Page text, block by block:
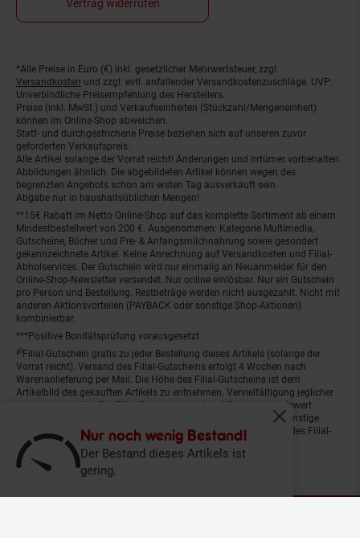
Nur noch wenig Bestand!
Der Bestand dieses Artikels ist
gering.
Fenster
Vertrag widerrufen
Fußnoten
*Alle Preise in Euro (€) inkl. gesetzlicher Mehrwertsteuer, zzgl.
Versandkosten und zzgl. evtl. anfallender Versandkostenzuschläge. UVP:
Unverbindliche Preisempfehlung des Herstellers.
Preise (inkl. MwSt.) und Verkaufseinheiten (Stückzahl/Mengeneinheit)
können im Online-Shop abweichen.
Statt- und durchgestrichene Preise beziehen sich auf unseren zuvor
geforderten Verkaufspreis.
Alle Artikel solange der Vorrat reicht! Änderungen und Irrtümer vorbehalten.
Abbildungen ähnlich. Die abgebildeten Artikel können wegen des
begrenzten Angebots schon am ersten Tag ausverkauft sein.
Abgabe nur in haushaltsüblichen Mengen!
**15€ Rabatt im Netto Online-Shop auf das komplette Sortiment ab einem
Mindestbestellwert von 200 €. Ausgenommen: Kategorie Multimedia,
Gutscheine, Bücher und Pre- & Anfangsmilchnahrung sowie gesondert
gekennzeichnete Artikel. Keine Anrechnung auf Versandkosten und Filial-
Abholservices. Der Gutschein wird nur einmalig an Neuanmelder für den
Online-Shop-Newsletter versendet. Nur online einlösbar. Nur ein Gutschein
pro Person und Bestellung. Restbeträge werden nicht ausgezahlt. Nicht mit
anderen Aktionsvorteilen (PAYBACK oder sonstige Shop-Aktionen)
kombinierbar.
***Positive Bonitätsprüfung vorausgesetzt
²⁰Filial-Gutschein gratis zu jeder Bestellung dieses Artikels (solange der
Vorrat reicht). Versand des Filial-Gutscheins erfolgt 4 Wochen nach
Warenanlieferung per Mail. Die Höhe des Filial-Gutscheins ist dem
Artikelbild des gekauften Artikels zu entnehmen. Vervielfältigung jeglicher
Art nicht gestattet. Der Filial-Gutschein ist ohne Mindesteinkaufswert
einlösbar. Nicht mit anderen Aktionsvorteilen (PAYBACK oder sonstige
Shop-Aktionen) kombinierbar. Der jeweilige Gültigkeitszeitraum des Filial-
Gutscheins ist darauf vermerkt.